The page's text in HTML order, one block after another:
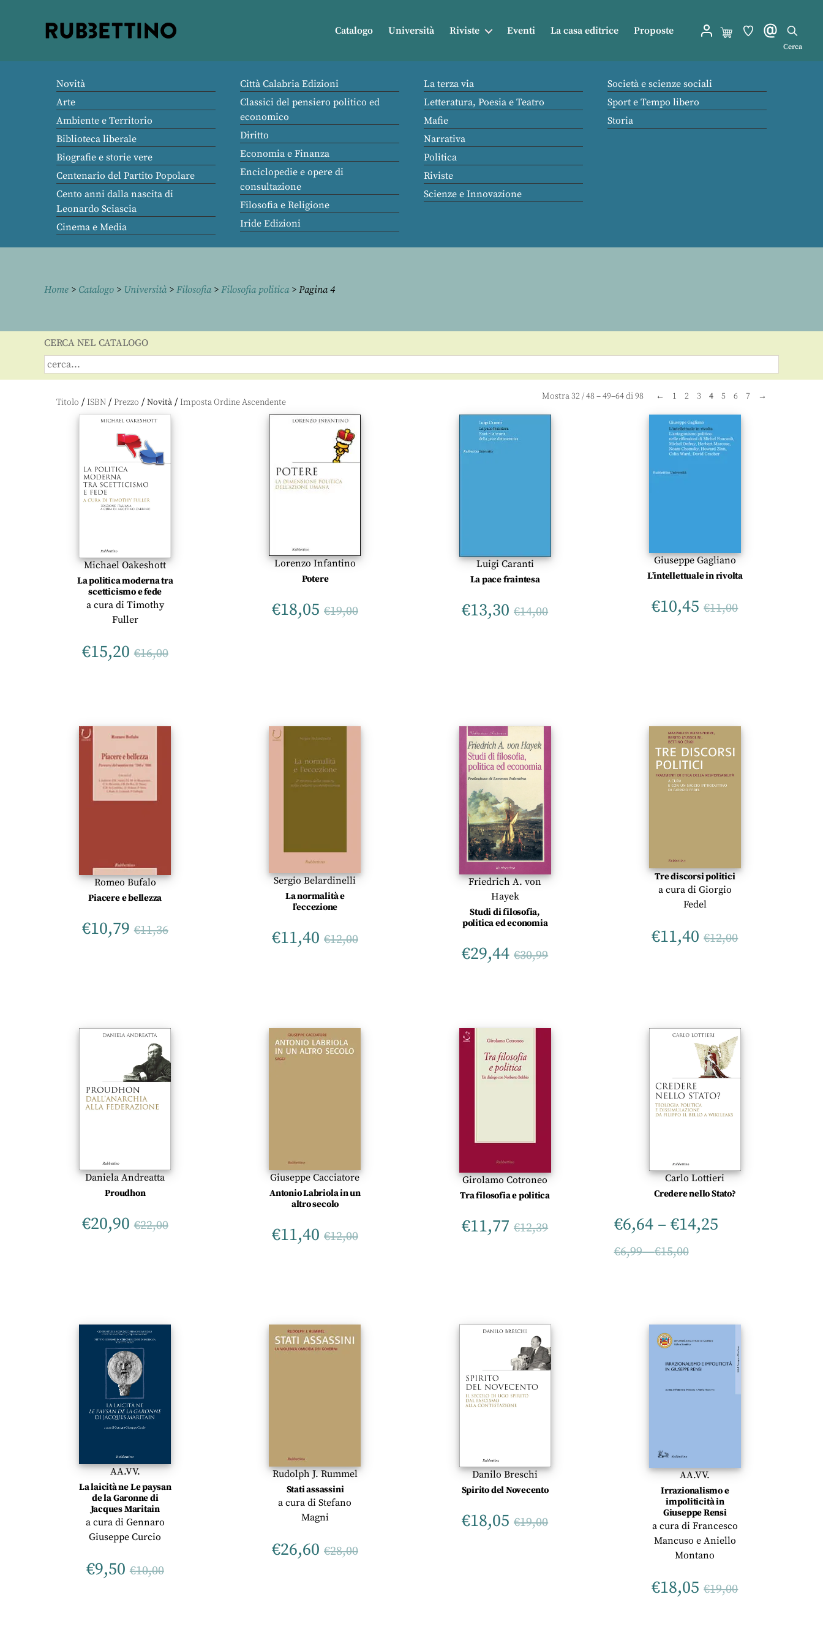
Catalogo Università Riviste Eventi La casa editrice Proposte
Cerca
Novità
Arte
Ambiente e Territorio
Biblioteca liberale
Biografie e storie vere
Centenario del Partito Popolare
Cento anni dalla nascita di
Leonardo Sciascia
Cinema e Media
Città Calabria Edizioni
Classici del pensiero politico ed
economico
Diritto
Economia e Finanza
Enciclopedie e opere di
consultazione
Filosofia e Religione
Iride Edizioni
La terza via
Letteratura, Poesia e Teatro
Mafie
Narrativa
Politica
Riviste
Scienze e Innovazione
Società e scienze sociali
Sport e Tempo libero
Storia
Home > Catalogo > Università> Filosofia> Filosofia politica> Pagina 4
CERCA NEL CATALOGO
Titolo / ISBN / Prezzo / Novità / Mostra32/48– 49–64 di 98 ← 1 2 3 4 5 6 7 →
Michael Oakeshott
La politica moderna tra
scetticismo e fede
a cura di Timothy
Fuller
€15,20 €16,00
Lorenzo Infantino
Potere
€18,05 €19,00
Luigi Caranti
La pace fraintesa
€13,30 €14,00
Giuseppe Gagliano
L’intellettuale in rivolta
€10,45 €11,00
Romeo Bufalo
Piacere e bellezza
€10,79 €11,36
Sergio Belardinelli
La normalità e
l’eccezione
€11,40 €12,00
Friedrich A. von
Hayek
Studi di filosofia,
politica ed economia
€29,44 €30,99
Tre discorsi politici
a cura di Giorgio
Fedel
€11,40 €12,00
Daniela Andreatta
Proudhon
€20,90 €22,00
Giuseppe Cacciatore
Antonio Labriola in un
altro secolo
€11,40 €12,00
Girolamo Cotroneo
Tra filosofia e politica
€11,77 €12,39
Carlo Lottieri
Credere nello Stato?
€6,64– €14,25
€6,99–€15,00
AA.VV.
La laicità ne Le paysan
de la Garonne di
Jacques Maritain
a cura di Gennaro
Giuseppe Curcio
€9,50 €10,00
Rudolph J. Rummel
Stati assassini
a cura diStefano
Magni
€26,60 €28,00
Danilo Breschi
Spirito del Novecento
€18,05 €19,00
AA.VV.
Irrazionalismo e
impoliticità in
Giuseppe Rensi
a cura di Francesco
Mancuso e Aniello
Montano
€18,05 €19,00